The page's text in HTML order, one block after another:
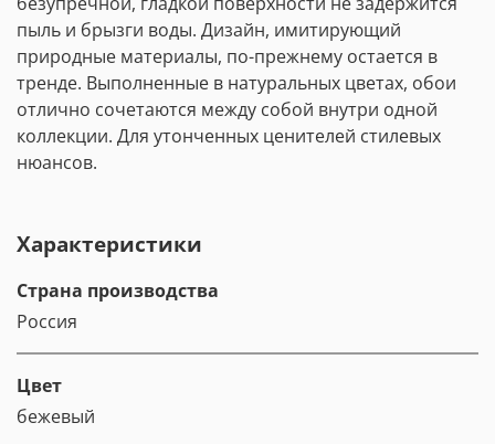
пыль и брызги воды. Дизайн, имитирующий
природные материалы, по-прежнему остается в
тренде. Выполненные в натуральных цветах, обои
отлично сочетаются между собой внутри одной
коллекции. Для утонченных ценителей стилевых
нюансов.
Характеристики
Страна производства
Россия
Цвет
бежевый